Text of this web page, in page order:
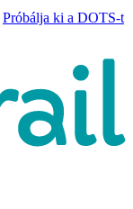
Próbálja ki a DOTS-t